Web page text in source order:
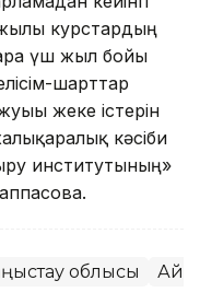
курстардың
үш жыл бойы
шарттар
жеке істерін
кәсіби
институтының»
облысы